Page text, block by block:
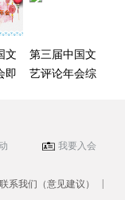
文
即
第三届中国文
艺评论年会综
我要入会
联系我们（意见建议）
|